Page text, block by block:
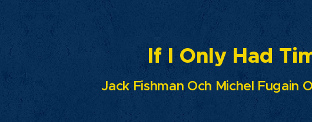
If I Only Had
Jack Fishman Och Michel Fugain